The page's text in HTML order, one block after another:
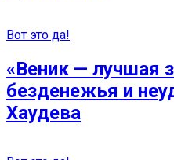
Вот это да!
«Веник — лучшая
безденежья и
Хаудева